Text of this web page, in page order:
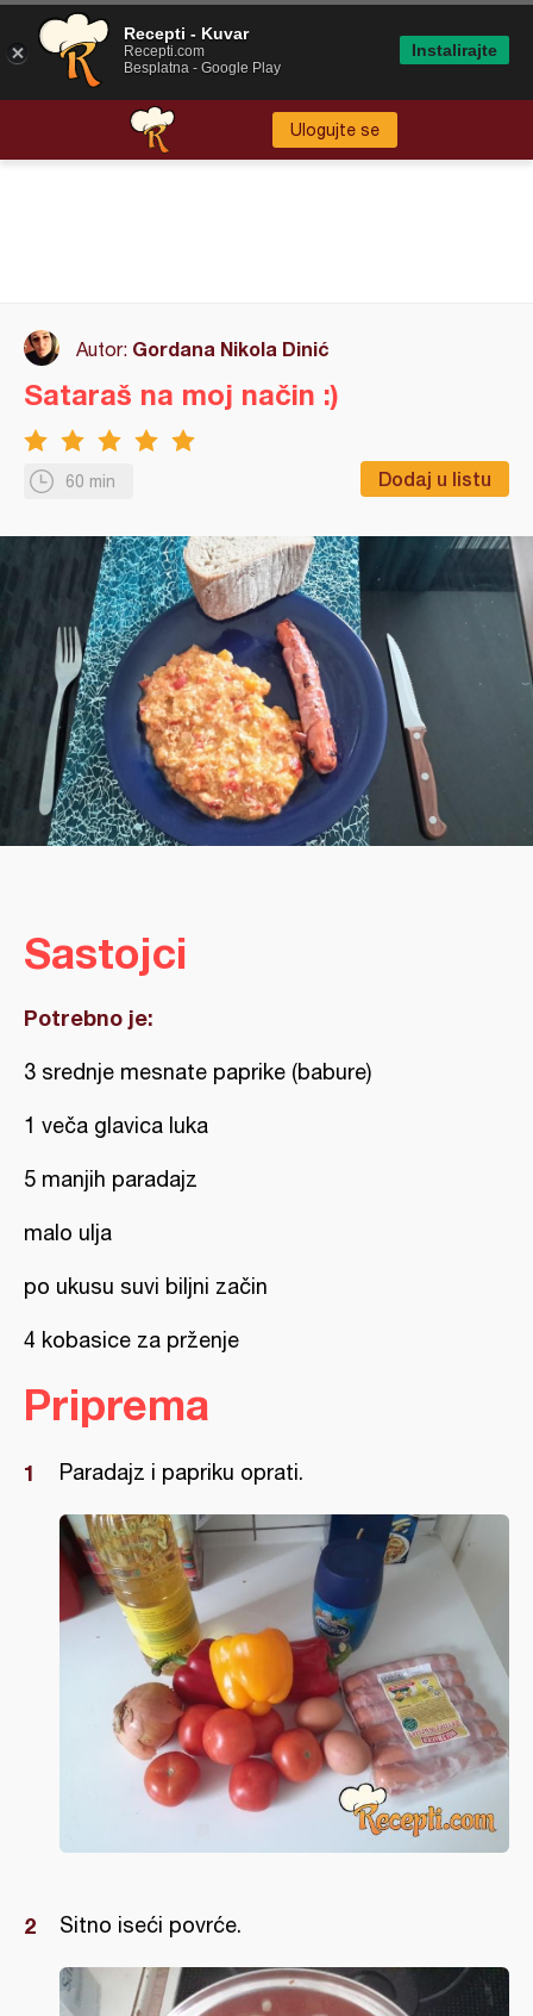
Ulogujte se
Autor: Gordana Nikola Dinić
60 min Dodaj u listu
Sataraš na moj način :)
Sastojci
Potrebno je:
3 srednje mesnate paprike (babure)
1 veča glavica luka
5 manjih paradajz
malo ulja
po ukusu suvi biljni začin
4 kobasice za prženje
Priprema
Paradajz i papriku oprati.
Sitno iseći povrće.
Recepti - Kuvar
Recepti.com
Besplatna - Google Play
Instalirajte